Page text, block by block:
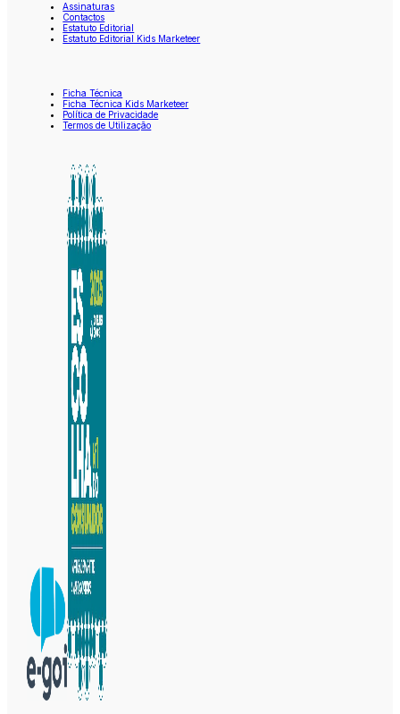
Assinaturas
Contactos
Estatuto Editorial
Estatuto Editorial Kids Marketeer
Ficha Técnica
Ficha Técnica Kids Marketeer
Política de Privacidade
Termos de Utilização